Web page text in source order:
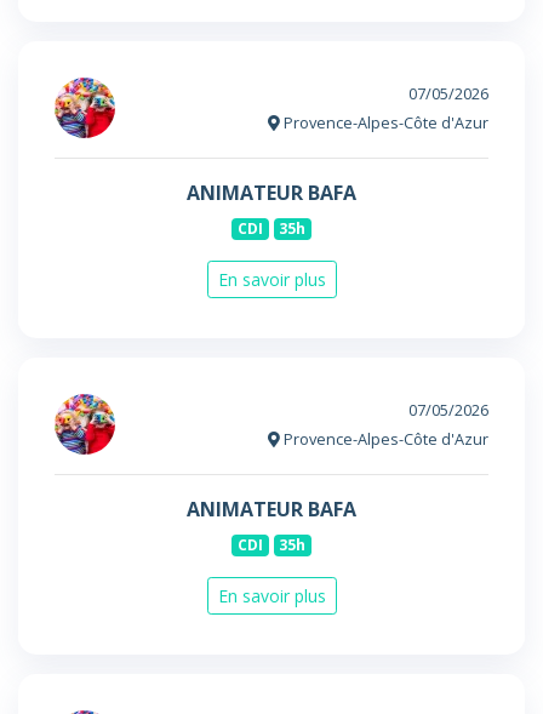
07/05/2026
Provence-Alpes-Côte d'Azur
ANIMATEUR BAFA
CDI 35h
En savoir plus
07/05/2026
Provence-Alpes-Côte d'Azur
ANIMATEUR BAFA
CDI 35h
En savoir plus